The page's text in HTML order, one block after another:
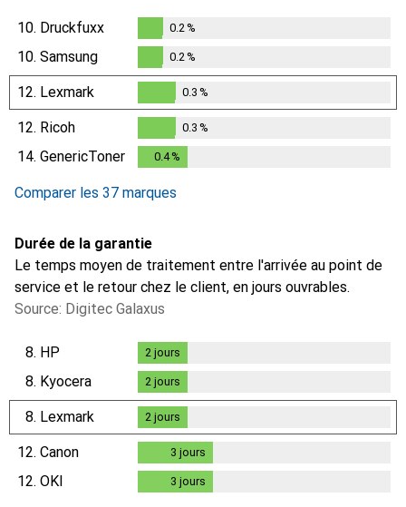
10. Druckfuxx
0.2%
0.2 %
10. Samsung
0.2%
0.2 %
12. Lexmark
0.3%
0.3 %
12. Ricoh
0.3%
0.3 %
14. GenericToner 0.4%
Comparer les 37 marques
Durée de la garantie
Le temps moyen de traitement entre l'arrivée au point de
service et le retour chez le client, en jours ouvrables.
Source: Digitec Galaxus
8. HP 2 jours
8. Kyocera 2 jours
8. Lexmark 2 jours
12. Canon 3 jours
12. OKI 3 jours